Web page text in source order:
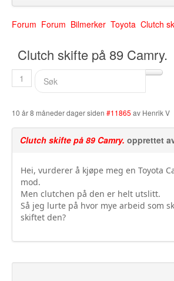
Aust Agder
Buskerud
Bilmerke sider
Finnmark
Møre og Romsdal
Nord Trøndelag
Nordland
Oslo
Oppland
Rogaland
Forum
Forum Forum Bilmerker Toyota Clutch
Clutch skifte på 89 Camry.
1
10 år 8 måneder dager siden #11865 av Henrik V
Clutch skifte på 89 Camry. opprettet
Hei, vurderer å kjøpe meg en Toyota
mod.
Men clutchen på den er helt utslitt.
Så jeg lurte på hvor mye arbeid som
skiftet den?